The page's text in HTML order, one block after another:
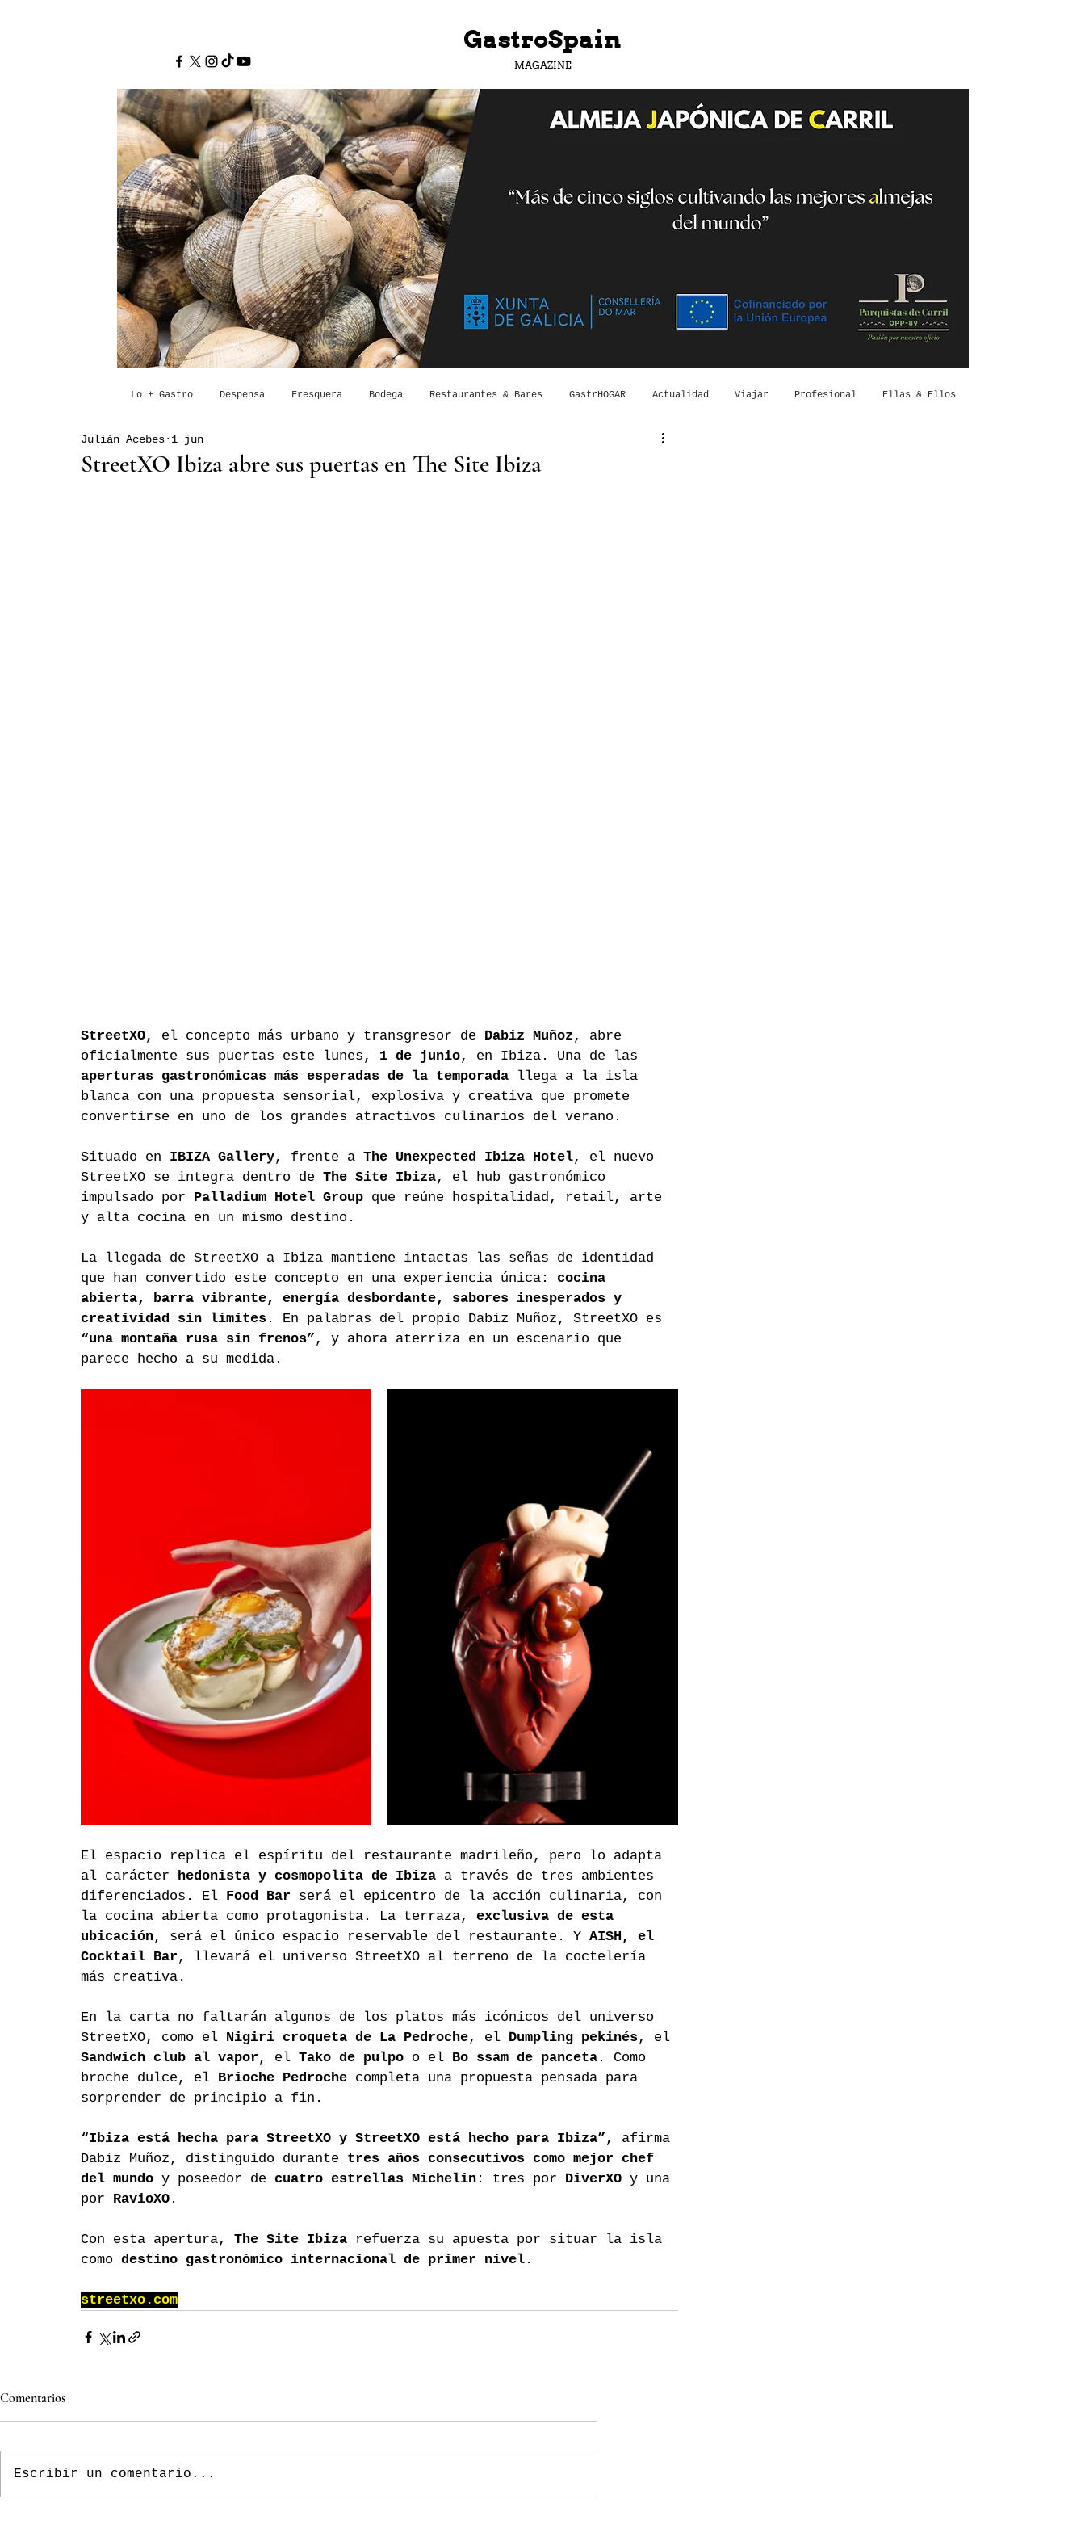
GastroSpain
MAGAZINE
Lo + Gastro Despensa Fresquera Bodega Restaurantes & Bares GastrHOGAR Actualidad Viajar Profesional Ellas & Ellos
StreetXO Ibiza abre sus puertas en The Site Ibiza
Julián Acebes 1 jun
StreetXO, el concepto más urbano y transgresor de Dabiz Muñoz , abre
oficialmente sus puertas este lunes, 1 de junio, en Ibiza. Una de las
aperturas gastronómicas más esperadas de la temporada llega a la isla
blanca con una propuesta sensorial, explosiva y creativa que promete
convertirse en uno de los grandes atractivos culinarios del verano.
Situado en IBIZA Gallery, frente a The Unexpected Ibiza Hotel, el nuevo
StreetXO se integra dentro de The Site Ibiza, el hub gastronómico
impulsado por Palladium Hotel Group que reúne hospitalidad, retail, arte
y alta cocina en un mismo destino.
La llegada de StreetXO a Ibiza mantiene intactas las señas de identidad
que han convertido este concepto en una experiencia única: cocina
abierta, barra vibrante, energía desbordante, sabores inesperados y
creatividad sin límites . En palabras del propio Dabiz Muñoz, StreetXO es
“una montaña rusa sin frenos” , y ahora aterriza en un escenario que
parece hecho a su medida.
El espacio replica el espíritu del restaurante madrileño, pero lo adapta
al carácter
hedonista y cosmopolita de Ibiza a través de tres ambientes
diferenciados. El Food Bar será el epicentro de la acción culinaria, con
la cocina abierta como protagonista. La terraza, exclusiva de esta
ubicación, será el único espacio reservable del restaurante. Y AISH, el
Cocktail Bar , llevará el universo StreetXO al terreno de la coctelería
más creativa.
En la carta no faltarán algunos de los platos más icónicos del universo
StreetXO, como el Nigiri croqueta de La Pedroche, el Dumpling pekinés, el
Sandwich club al vapor , el Tako de pulpo o el Bo ssam de panceta . Como
broche dulce, el Brioche Pedroche completa una propuesta pensada para
sorprender de principio a fin.
“Ibiza está hecha para StreetXO y StreetXO está hecho para Ibiza” , afirma
Dabiz Muñoz, distinguido durante tres años consecutivos como mejor chef
del mundo y poseedor de cuatro estrellas Michelin : tres por DiverXO y una
por RavioXO .
Con esta apertura, The Site Ibiza refuerza su apuesta por situar la isla
como destino gastronómico internacional de primer nivel .
streetxo.com
Comentarios
Escribir un comentario...